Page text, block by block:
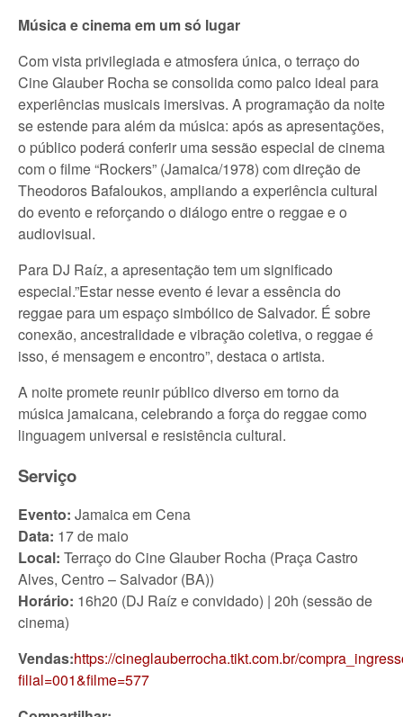
Música e cinema em um só lugar
Com vista privilegiada e atmosfera única, o terraço do
Cine Glauber Rocha se consolida como palco ideal para
experiências musicais imersivas. A programação da noite
se estende para além da música: após as apresentações,
o público poderá conferir uma sessão especial de cinema
com o filme “Rockers” (Jamaica/1978) com direção de
Theodoros Bafaloukos, ampliando a experiência cultural
do evento e reforçando o diálogo entre o reggae e o
audiovisual.
Para DJ Raíz, a apresentação tem um significado
especial.”Estar nesse evento é levar a essência do
reggae para um espaço simbólico de Salvador. É sobre
conexão, ancestralidade e vibração coletiva, o reggae é
isso, é mensagem e encontro”, destaca o artista.
A noite promete reunir público diverso em torno da
música jamaicana, celebrando a força do reggae como
linguagem universal e resistência cultural.
Serviço
Evento: Jamaica em Cena
Data: 17 de maio
Local: Terraço do Cine Glauber Rocha (Praça Castro
Alves, Centro – Salvador (BA))
Horário: 16h20 (DJ Raíz e convidado) | 20h (sessão de
cinema)
Vendas:https://cineglauberrocha.tikt.com.br/
filial=001&filme=577